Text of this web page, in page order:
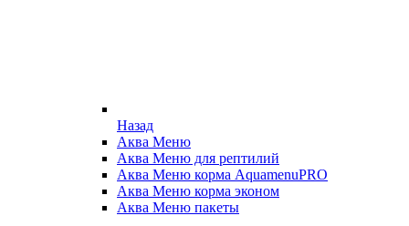
Назад
Аква Меню
Аква Меню для рептилий
Аква Меню корма AquamenuPRO
Аква Меню корма эконом
Аква Меню пакеты